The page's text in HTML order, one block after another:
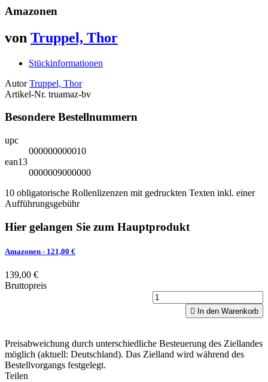
Amazonen
von Truppel, Thor
Stückinformationen
Autor Truppel, Thor
Artikel-Nr. truamaz-bv
Besondere Bestellnummern
upc
000000000010
ean13
0000009000000
10 obligatorische Rollenlizenzen mit gedruckten Texten inkl. einer
Aufführungsgebühr
Hier gelangen Sie zum Hauptprodukt
Amazonen - 121,00 €
139,00 €
Bruttopreis
 In den Warenkorb
Preisabweichung durch unterschiedliche Besteuerung des Ziellandes
möglich (aktuell: Deutschland). Das Zielland wird während des
Bestellvorgangs festgelegt.
Teilen